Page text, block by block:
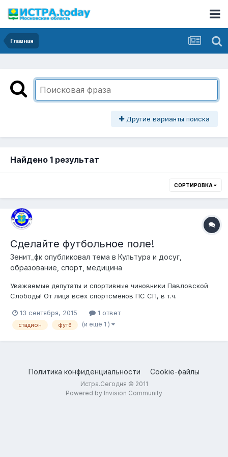
Главная
Другие варианты поиска
Найдено 1 результат
СОРТИРОВКА
Сделайте футбольное поле!
Зенит_фк опубликовал тема в Культура и досуг,
образование, спорт, медицина
Уважаемые депутаты и спортивные чиновники Павловской
Слободы! От лица всех спортсменов ПС СП, в т.ч.
к Вам, а также ко всем, кто имеет отношение к данному
вопросу лицам, рассмотреть в ближайшее время вопрос о
13 сентября, 2015 1 ответ
стадион футб (и ещё 1 )
Политика конфиденциальности Cookie-файлы
Истра.Сегодня © 2011
Powered by Invision Community